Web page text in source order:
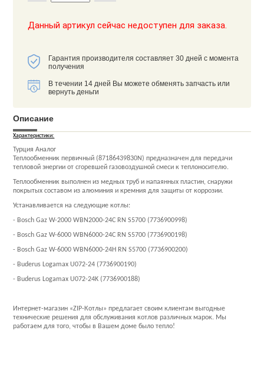
Данный артикул сейчас недоступен для заказа.
Гарантия производителя составляет 30 дней с момента
получения
В течении 14 дней Вы можете обменять запчасть или
вернуть деньги
Описание
Характеристики:
Турция Аналог
Теплообменник первичный (87186439830N) предназначен для передачи
тепловой энергии от сгоревшей газовоздушной смеси к теплоносителю.
Теплообменник выполнен из медных труб и напаянных пластин, снаружи
покрытых составом из алюминия и кремния для защиты от коррозии.
Устанавливается на следующие котлы:
- Bosch Gaz W-2000 WBN2000-24C RN S5700 (7736900998)
- Bosch Gaz W-6000 WBN6000-24C RN S5700 (7736900198)
- Bosch Gaz W-6000 WBN6000-24H RN S5700 (7736900200)
- Buderus Logamax U072-24 (7736900190)
- Buderus Logamax U072-24K (7736900188)
Интернет-магазин «ZIP-Котлы» предлагает своим клиентам выгодные
технические решения для обслуживания котлов различных марок. Мы
работаем для того, чтобы в Вашем доме было тепло!